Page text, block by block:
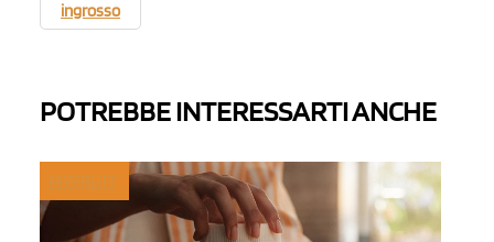
ingrosso
POTREBBE INTERESSARTI ANCHE